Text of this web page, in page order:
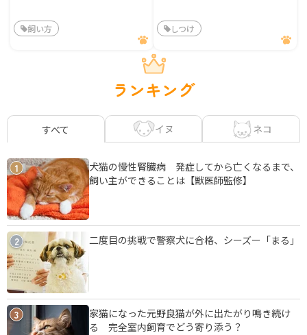
飼い方 しつけ
ランキング
すべて イヌ ネコ
1
犬猫の慢性腎臓病 発症してから亡くなるまで、
飼い主ができることは【獣医師監修】
2 二度目の挑戦で警察犬に合格、シーズー「まる」
3
家猫になった元野良猫が外に出たがり鳴き続け
る 完全室内飼育でどう寄り添う？